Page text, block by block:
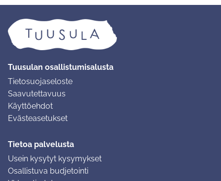
Tuusulan osallistumisalusta
Tietosuojaseloste
Saavutettavuus
Käyttöehdot
Evästeasetukset
Tietoa palvelusta
Usein kysytyt kysymykset
Osallistuva budjetointi